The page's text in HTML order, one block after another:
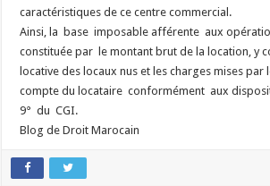
caractéristiques de ce centre commercial.
Ainsi, la base imposable afférente aux
constituée par le montant brut de la location, y
locative des locaux nus et les charges mises par
compte du locataire conformément aux
9° du CGI.
Blog de Droit Marocain